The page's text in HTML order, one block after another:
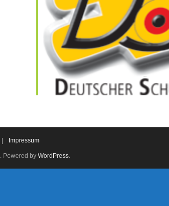
Impressum
. Powered by WordPress.